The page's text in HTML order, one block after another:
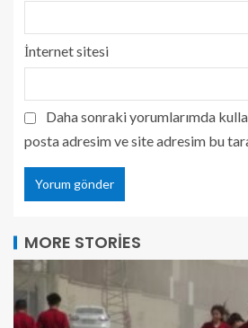
İnternet sitesi
Daha sonraki yorumlarımda
posta adresim ve site adresim bu
MORE STORIES